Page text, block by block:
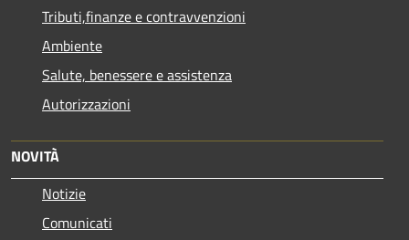
Tributi,finanze e contravvenzioni
Ambiente
Salute, benessere e assistenza
Autorizzazioni
NOVITÀ
Notizie
Comunicati